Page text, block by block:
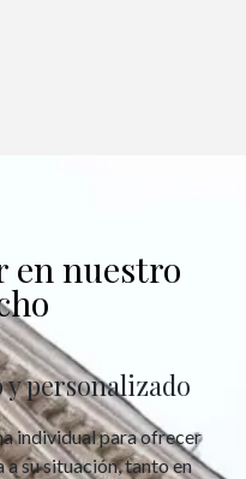
en nuestro
personalizado
individual para ofrecer
su situación, tanto en